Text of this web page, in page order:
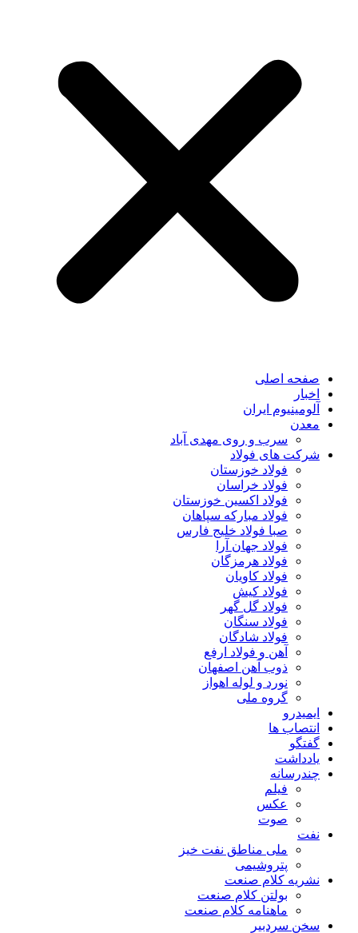
صفحه اصلی
اخبار
آلومینیوم ایران
معدن
سرب و روی مهدی آباد
شرکت های فولاد
فولاد خوزستان
فولاد خراسان
فولاد اکسین خوزستان
فولاد مبارکه سپاهان
صبا فولاد خلیج فارس
فولاد جهان آرا
فولاد هرمزگان
فولاد کاویان
فولاد کیش
فولاد گل گهر
فولاد سنگان
فولاد شادگان
آهن و فولاد ارفع
ذوب آهن اصفهان
نورد و لوله اهواز
گروه ملی
ایمیدرو
انتصاب ها
گفتگو
یادداشت
چندرسانه
فیلم
عکس
صوت
نفت
ملی مناطق نفت خیز
پتروشیمی
نشریه کلام صنعت
بولتن کلام صنعت
ماهنامه کلام صنعت
سخن سردبیر